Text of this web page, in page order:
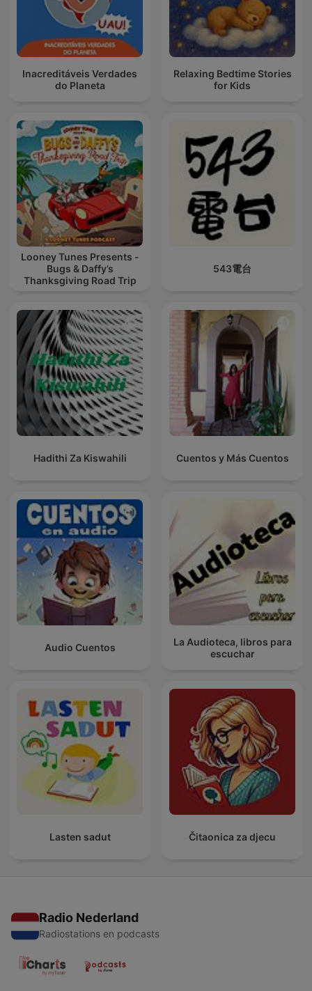
Inacreditáveis Verdades
do Planeta
Relaxing Bedtime Stories
for Kids
Looney Tunes Presents -
Bugs & Daffy’s
Thanksgiving Road Trip
543電台
Hadithi Za Kiswahili Cuentos y Más Cuentos
Audio Cuentos
La Audioteca, libros para
escuchar
Lasten sadut Čitaonica za djecu
Radio Nederland
Radiostations en podcasts